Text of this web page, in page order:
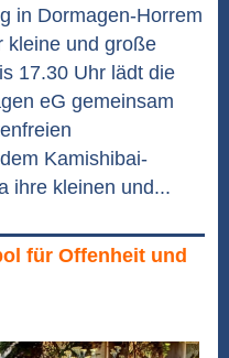
in Dormagen-Horrem
kleine und große
17.30 Uhr lädt die
eG gemeinsam
Kamishibai-
ihre kleinen und...
für Offenheit und